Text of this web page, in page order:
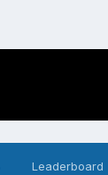
Leaderboard